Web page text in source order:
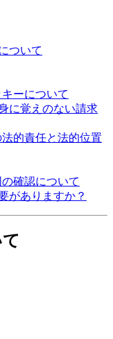
ついて
ーについて
に覚えのない請求
的責任と法的位置
確認について
がありますか？